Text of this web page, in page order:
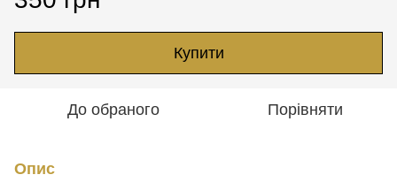
Купити
До обраного Порівняти
Опис